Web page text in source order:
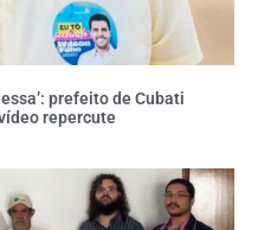
prefeito de Cubati
repercute